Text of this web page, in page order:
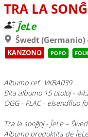
TRA LA
ĴeLe
Ŝwedt (Germanio)
KANZONO POPO
Albumo ref.: VKBA039
Bita albumo 15 titoloj -
OGG - FLAC - elsendfluo
Tra la sonĝoj- ĴeLe –
Albumo produktita de